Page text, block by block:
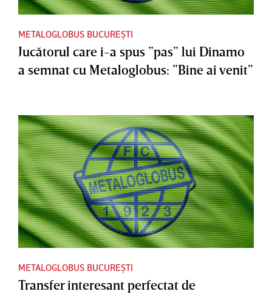
METALOGLOBUS BUCUREȘTI
Jucătorul care i-a spus ”pas” lui Dinamo
a semnat cu Metaloglobus: ”Bine ai venit”
METALOGLOBUS BUCUREȘTI
Transfer interesant perfectat de